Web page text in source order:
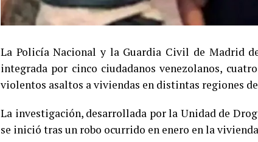
La Policía Nacional y la Guardia Civil de Madrid
integrada por cinco ciudadanos venezolanos,
violentos asaltos a viviendas en distintas regiones de
La investigación, desarrollada por la Unidad de
se inició tras un robo ocurrido en enero en la